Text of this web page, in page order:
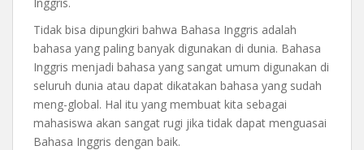
Tidak bisa dipungkiri bahwa Bahasa Inggris adalah
bahasa yang paling banyak digunakan di dunia. Bahasa
Inggris menjadi bahasa yang sangat umum digunakan di
seluruh dunia atau dapat dikatakan bahasa yang sudah
meng-global. Hal itu yang membuat kita sebagai
mahasiswa akan sangat rugi jika tidak dapat menguasai
Bahasa Inggris dengan baik.